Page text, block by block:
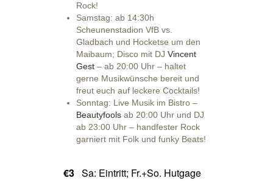
Rock!
Samstag: ab 14:30h
Scheunenstadion VfB vs.
Gladbach und Hocketse um den
Maibaum; Disco mit DJ Vincent
Gest – ab 20:00 Uhr – haltet
gerne Musikwünsche bereit und
freut euch auf leckere Cocktails!
Sonntag: Live Musik im Bistro –
Beautyfools ab 20:00 Uhr und DJ
ab 23:00 Uhr – handfester Rock
garniert mit Folk und funky Beats!
€3 Sa: Eintritt; Fr.+So. Hutgage